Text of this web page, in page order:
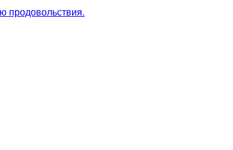
продовольствия.